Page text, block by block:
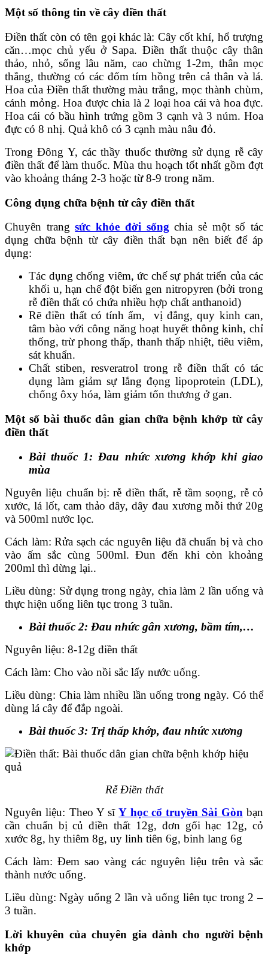
Một số thông tin về cây điền thất
Điền thất còn có tên gọi khác là: Cây cốt khí, hổ trượng
căn…mọc chủ yếu ở Sapa. Điền thất thuộc cây thân
thảo, nhỏ, sống lâu năm, cao chừng 1-2m, thân mọc
thẳng, thường có các đốm tím hồng trên cả thân và lá.
Hoa của Điền thất thường màu trắng, mọc thành chùm,
cánh mỏng. Hoa được chia là 2 loại hoa cái và hoa đực.
Hoa cái có bầu hình trứng gồm 3 cạnh và 3 núm. Hoa
đực có 8 nhị. Quả khô có 3 cạnh màu nâu đỏ.
Trong Đông Y, các thầy thuốc thường sử dụng rễ cây
điền thất để làm thuốc. Mùa thu hoạch tốt nhất gồm đợt
vào khoảng tháng 2-3 hoặc từ 8-9 trong năm.
Công dụng chữa bệnh từ cây điền thất
Chuyên trangsức khỏe đời sốngchia sẻ một số tác
dụng chữa bệnh từ cây điền thất bạn nên biết để áp
dụng:
Tác dụng chống viêm, ức chế sự phát triển của các
khối u, hạn chế đột biến gen nitropyren (bởi trong
rễ điền thất có chứa nhiều hợp chất anthanoid)
Rẽ điền thất có tính ẩm, vị đắng, quy kinh can,
tâm bào với công năng hoạt huyết thông kinh, chỉ
thống, trừ phong thấp, thanh thấp nhiệt, tiêu viêm,
sát khuẩn.
Chất stiben, resveratrol trong rễ điền thất có tác
dụng làm giảm sự lắng đọng lipoprotein (LDL),
chống ôxy hóa, làm giảm tổn thương ở gan.
Một số bài thuốc dân gian chữa bệnh khớp từ cây
điền thất
Bài thuốc 1: Đau nhức xương khớp khi giao
mùa
Nguyên liệu chuẩn bị: rễ điền thất, rễ tầm soọng, rễ cỏ
xước, lá lốt, cam thảo dây, dây đau xương mỗi thứ 20g
và 500ml nước lọc.
Cách làm: Rửa sạch các nguyên liệu đã chuẩn bị và cho
vào ấm sắc cùng 500ml. Đun đến khi còn khoảng
200ml thì dừng lại..
Liều dùng: Sử dụng trong ngày, chia làm 2 lần uống và
thực hiện uống liên tục trong 3 tuần.
Bài thuốc 2: Đau nhức gân xương, bầm tím,…
Nguyên liệu: 8-12g điền thất
Cách làm: Cho vào nồi sắc lấy nước uống.
Liều dùng: Chia làm nhiều lần uống trong ngày. Có thể
dùng lá cây để đắp ngoài.
Bài thuốc 3: Trị thấp khớp, đau nhức xương
Rễ Điền thất
Nguyên liệu: Theo Y sĩY học cổ truyền Sài Gòn bạn
cần chuẩn bị củ điền thất 12g, đơn gối hạc 12g, cỏ
xước 8g, hy thiêm 8g, uy linh tiên 6g, binh lang 6g
Cách làm: Đem sao vàng các nguyên liệu trên và sắc
thành nước uống.
Liều dùng: Ngày uống 2 lần và uống liên tục trong 2 –
3 tuần.
Lời khuyên của chuyên gia dành cho người bệnh
khớp